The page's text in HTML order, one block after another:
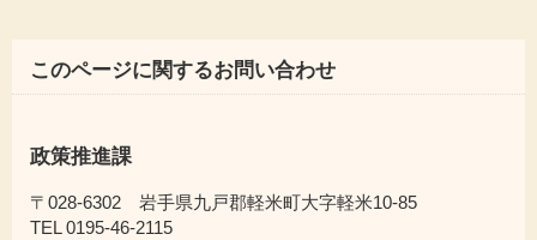
このページに関するお問い合わせ
政策推進課
〒028-6302 岩手県九戸郡軽米町大字軽米10-85
TEL 0195-46-2115